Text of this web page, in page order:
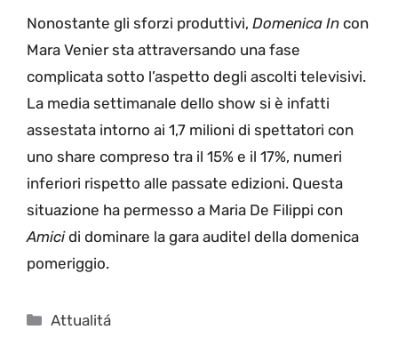
Nonostante gli sforzi produttivi, Domenica In con
Mara Venier sta attraversando una fase
complicata sotto l’aspetto degli ascolti televisivi.
La media settimanale dello show si è infatti
assestata intorno ai 1,7 milioni di spettatori con
uno share compreso tra il 15% e il 17%, numeri
inferiori rispetto alle passate edizioni. Questa
situazione ha permesso a Maria De Filippi con
Amicidi dominare la gara auditel della domenica
pomeriggio.
Categorie
Attualitá